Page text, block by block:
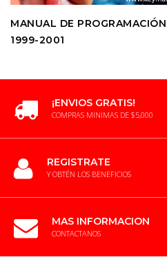
MANUAL DE
1999-2001
¡ENVIOS GRATIS!
COMPRAS MINIMAS DE $5,000
REGISTRATE
Y OBTÉN LOS BENEFICIOS
MAS INFORMACION
CONTACTANOS